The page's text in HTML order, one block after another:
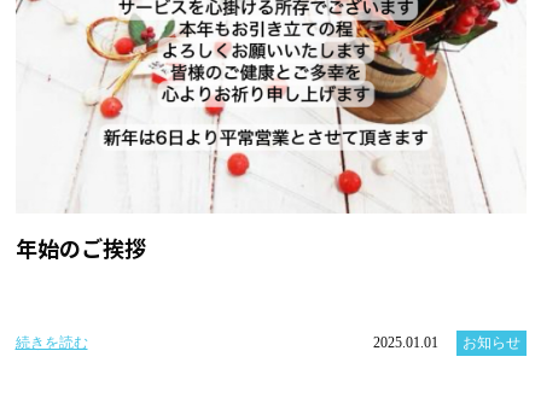
年始のご挨拶
続きを読む 2025.01.01 お知らせ